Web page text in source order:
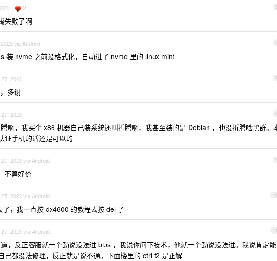
5
2
失败了啊
6
via Android
装 nvme 之前没格式化，自动进了 nvme 里的 linux mint
7
2023
多谢
8
2023
啊，我买个 x86 机器自己装系统还叫折腾啊，我甚至装的是 Debian ，也没折腾啥黑群。
证手机的话还是可以的
9
2023 via Android
不算好价
10
2023 via Android
了，我一直按 dx4600 的教程去按 del 了
11
2023 via Android
，反正客服就一个劲说没法进 bios ，我说你问下技术，他就一个劲说没法进。我说肯定能
己都没法修理，反正就是说不通。下面楼里的 ctrl f2 是正解